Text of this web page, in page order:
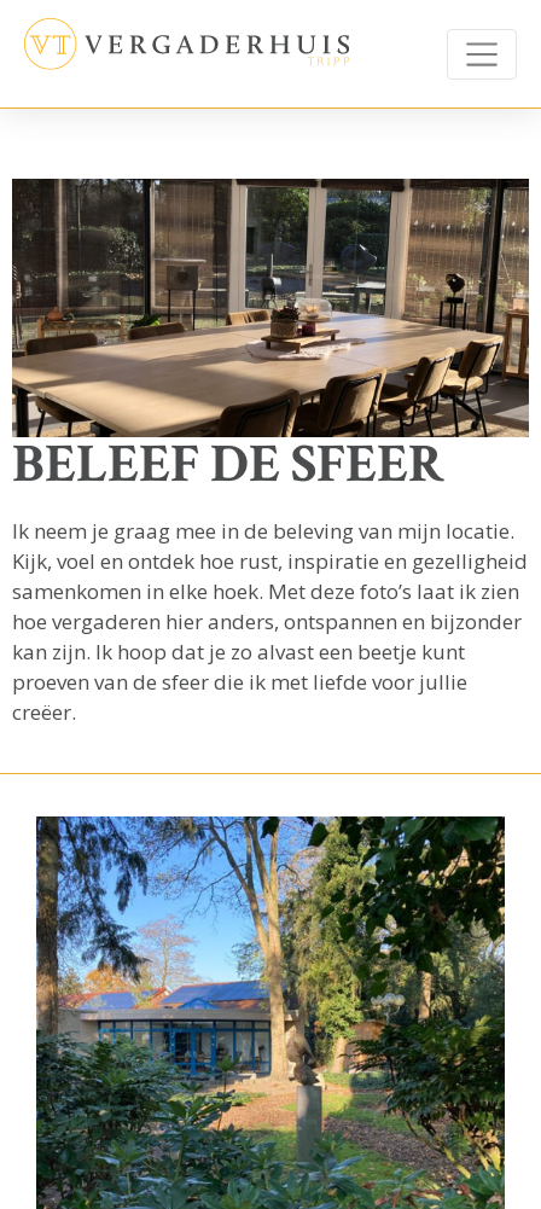
BELEEF DE SFEER
Ik neem je graag mee in de beleving van mijn locatie.
Kijk, voel en ontdek hoe rust, inspiratie en gezelligheid
samenkomen in elke hoek. Met deze foto’s laat ik zien
hoe vergaderen hier anders, ontspannen en bijzonder
kan zijn. Ik hoop dat je zo alvast een beetje kunt
proeven van de sfeer die ik met liefde voor jullie
creëer.